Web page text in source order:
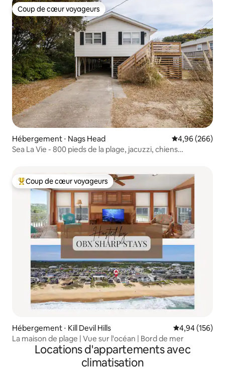
Coup de cœur voyageurs
Coup de cœur voyageurs
Hébergement ⋅ Nags Head Évaluation
4,96 (266)
Sea La Vie - 800 pieds de la plage, jacuzzi, chiens
Coups de cœur voyageurs les plus appréciés
Coup de cœur voyageurs
Hébergement ⋅ Kill Devil Hills Évaluation
4,94 (156)
La maison de plage | Vue sur l'océan | Bord de mer
Locations d'appartements avec
climatisation